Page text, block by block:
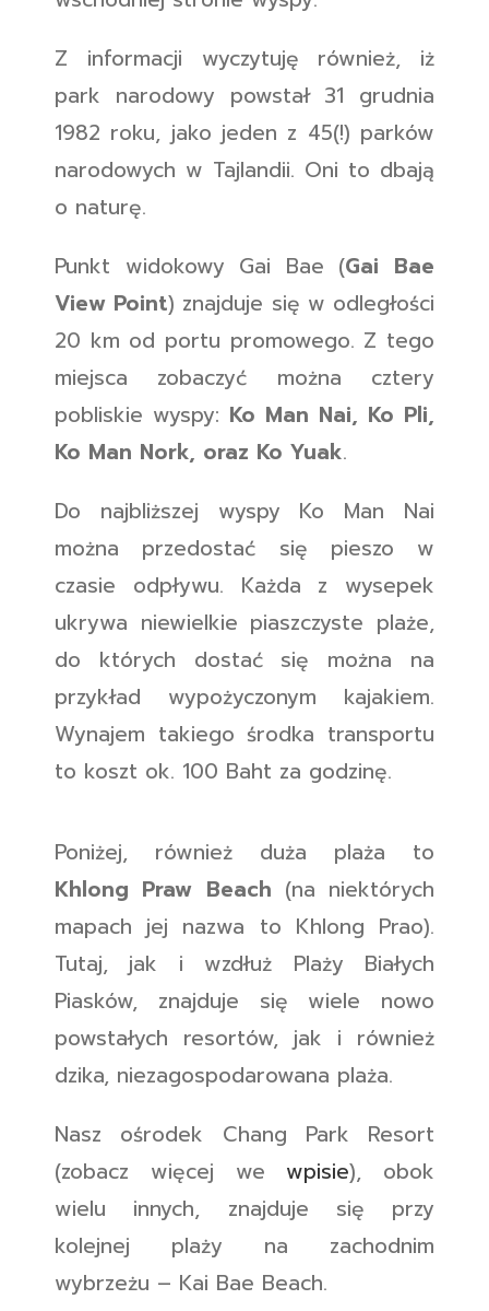
Z informacji wyczytuję również, iż
park narodowy powstał 31 grudnia
1982 roku, jako jeden z 45(!) parków
narodowych w Tajlandii. Oni to dbają
o naturę.
Punkt widokowy Gai Bae (Gai Bae
View Point) znajduje się w odległości
20 km od portu promowego. Z tego
miejsca zobaczyć można cztery
pobliskie wyspy: Ko Man Nai, Ko Pli,
Ko Man Nork, oraz Ko Yuak.
Do najbliższej wyspy Ko Man Nai
można przedostać się pieszo w
czasie odpływu. Każda z wysepek
ukrywa niewielkie piaszczyste plaże,
do których dostać się można na
przykład wypożyczonym kajakiem.
Wynajem takiego środka transportu
to koszt ok. 100 Baht za godzinę.
Poniżej, również duża plaża to
Khlong Praw Beach (na niektórych
mapach jej nazwa to Khlong Prao).
Tutaj, jak i wzdłuż Plaży Białych
Piasków, znajduje się wiele nowo
powstałych resortów, jak i również
dzika, niezagospodarowana plaża.
Nasz ośrodek Chang Park Resort
(zobacz więcej we wpisie), obok
wielu innych, znajduje się przy
kolejnej plaży na zachodnim
wybrzeżu – Kai Bae Beach.